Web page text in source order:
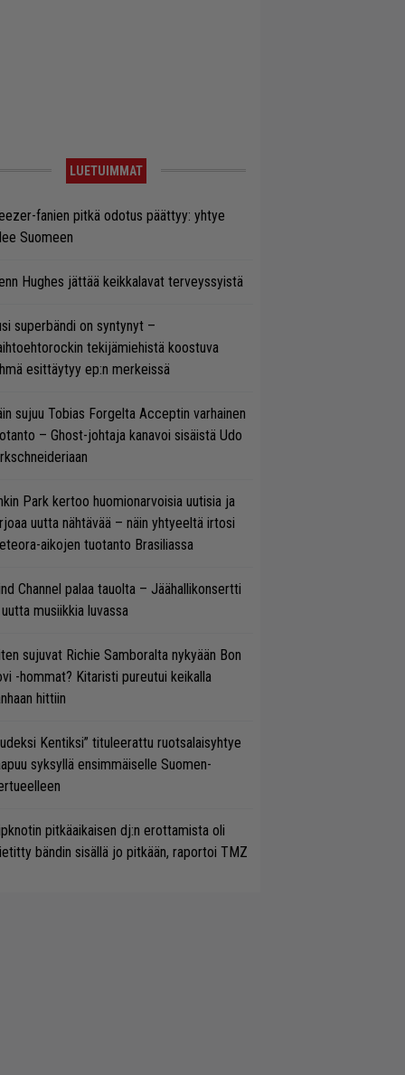
LUETUIMMAT
fanien pitkä odotus päättyy: yhtye
Suomeen
Hughes jättää keikkalavat terveyssyistä
superbändi on syntynyt –
tekijämiehistä koostuva
esittäytyy ep:n merkeissä
sujuu Tobias Forgelta Acceptin varhainen
– Ghost-johtaja kanavoi sisäistä Udo
Park kertoo huomionarvoisia uutisia ja
uutta nähtävää – näin yhtyeeltä irtosi
aikojen tuotanto Brasiliassa
Channel palaa tauolta – Jäähallikonsertti
musiikkia luvassa
sujuvat Richie Samboralta nykyään Bon
-hommat? Kitaristi pureutui keikalla
hittiin
Kentiksi” tituleerattu ruotsalaisyhtye
syksyllä ensimmäiselle Suomen-
pitkäaikaisen dj:n erottamista oli
bändin sisällä jo pitkään, raportoi TMZ